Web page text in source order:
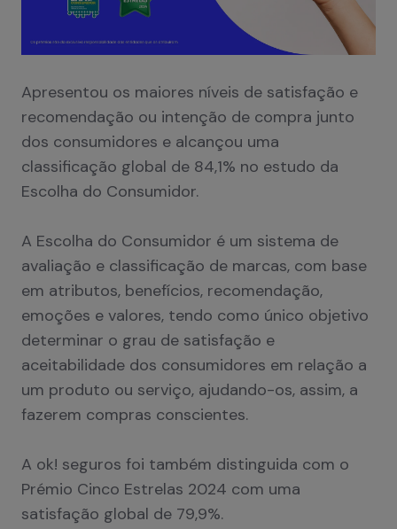
Apresentou os maiores níveis de satisfação e
recomendação ou intenção de compra junto
dos consumidores e alcançou uma
classificação global de 84,1% no estudo da
Escolha do Consumidor.
A Escolha do Consumidor é um sistema de
avaliação e classificação de marcas, com base
em atributos, benefícios, recomendação,
emoções e valores, tendo como único objetivo
determinar o grau de satisfação e
aceitabilidade dos consumidores em relação a
um produto ou serviço, ajudando-os, assim, a
fazerem compras conscientes.
A ok! seguros foi também distinguida com o
Prémio Cinco Estrelas 2024 com uma
satisfação global de 79,9%.